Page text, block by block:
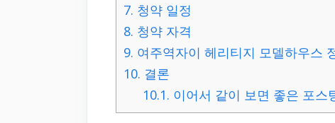
7. 청약 일정
8. 청약 자격
9. 여주역자이 헤리티지 모델하우스
10. 결론
10.1. 이어서 같이 보면 좋은 포스